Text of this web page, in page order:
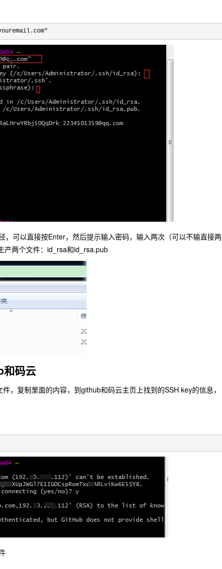
，可以直接按Enter，然后提示输入密码，输入两次（可以不输直接两
产两个文件：id_rsa和id_rsa.pub
码云
，复制里面的内容，到github和码云主页上找到的SSH key的信息，